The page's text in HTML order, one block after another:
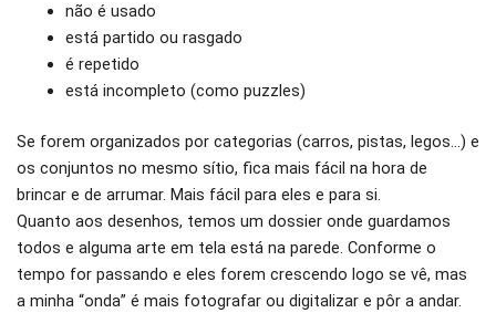
não é usado
está partido ou rasgado
é repetido
está incompleto (como puzzles)
Se forem organizados por categorias (carros, pistas, legos…) e
os conjuntos no mesmo sítio, fica mais fácil na hora de
brincar e de arrumar. Mais fácil para eles e para si.
Quanto aos desenhos, temos um dossier onde guardamos
todos e alguma arte em tela está na parede. Conforme o
tempo for passando e eles forem crescendo logo se vê, mas
a minha “onda” é mais fotografar ou digitalizar e pôr a andar.